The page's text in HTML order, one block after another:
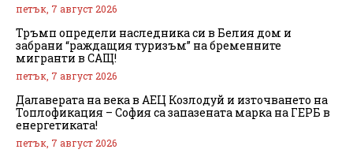
петък, 7 август 2026
Тръмп определи наследника си в Белия дом и
забрани “раждащия туризъм” на бременните
мигранти в САЩ!
петък, 7 август 2026
Далаверата на века в АЕЦ Козлодуй и източването на
Топлофикация – София са запазената марка на ГЕРБ в
енергетиката!
петък, 7 август 2026